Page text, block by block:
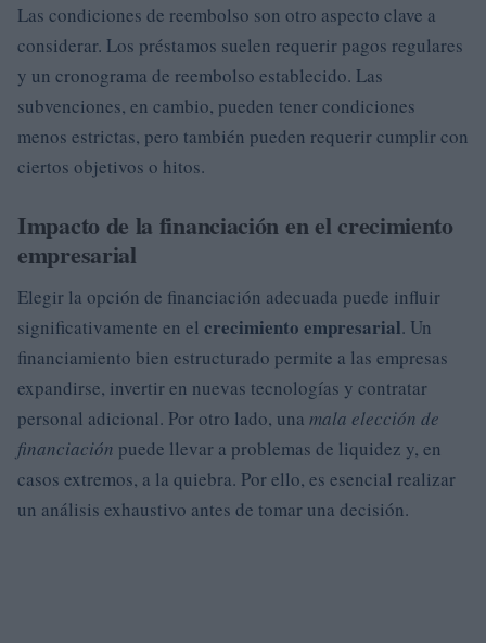
Las condiciones de reembolso son otro aspecto clave a
considerar. Los préstamos suelen requerir pagos regulares
y un cronograma de reembolso establecido. Las
subvenciones, en cambio, pueden tener condiciones
menos estrictas, pero también pueden requerir cumplir con
ciertos objetivos o hitos.
Impacto de la financiación en el crecimiento
empresarial
Elegir la opción de financiación adecuada puede influir
significativamente en el crecimiento empresarial. Un
financiamiento bien estructurado permite a las empresas
expandirse, invertir en nuevas tecnologías y contratar
personal adicional. Por otro lado, una mala elección de
financiación puede llevar a problemas de liquidez y, en
casos extremos, a la quiebra. Por ello, es esencial realizar
un análisis exhaustivo antes de tomar una decisión.